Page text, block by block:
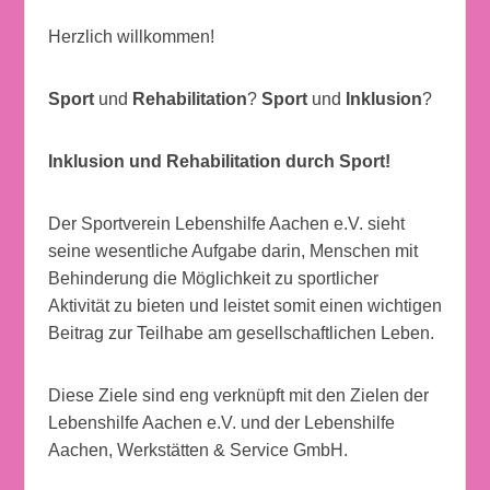
Herzlich willkommen!
Sport und Rehabilitation? Sport und Inklusion?
Inklusion und Rehabilitation durch Sport!
Der Sportverein Lebenshilfe Aachen e.V. sieht
seine wesentliche Aufgabe darin, Menschen mit
Behinderung die Möglichkeit zu sportlicher
Aktivität zu bieten und leistet somit einen wichtigen
Beitrag zur Teilhabe am gesellschaftlichen Leben.
Diese Ziele sind eng verknüpft mit den Zielen der
Lebenshilfe Aachen e.V. und der Lebenshilfe
Aachen, Werkstätten & Service GmbH.